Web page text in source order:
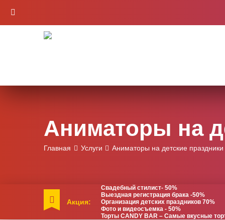
Аниматоры на
Главная Услуги Аниматоры на детские праздники
Акция:
Свадебный стилист- 50%
Выездная регистрация брака -50%
Организация детских праздников 70%
Фото и видеосъемка - 50%
Торты CANDY BAR – Самые вкусные